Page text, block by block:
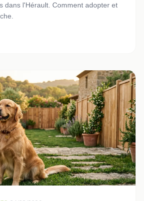
dans l'Hérault. Comment adopter et